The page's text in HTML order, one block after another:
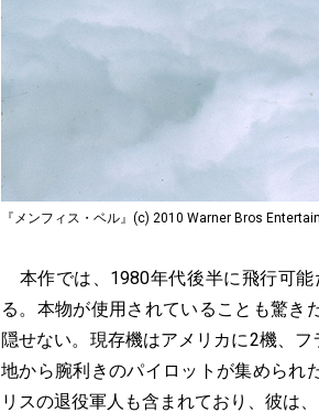
『メンフィス・ベル』(c) 2010 Warner Bros
本作では、1980年代後半に飛行可
る。本物が使用されていることも驚き
隠せない。現存機はアメリカに2機、
地から腕利きのパイロットが集められ
リスの退役軍人も含まれており、彼は